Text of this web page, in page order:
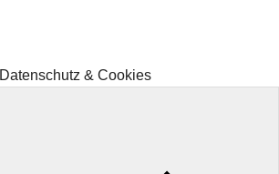
Datenschutz & Cookies